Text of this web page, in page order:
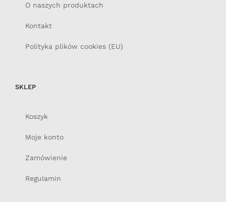
O naszych produktach
Kontakt
Polityka plików cookies (EU)
SKLEP
Koszyk
Moje konto
Zamówienie
Regulamin